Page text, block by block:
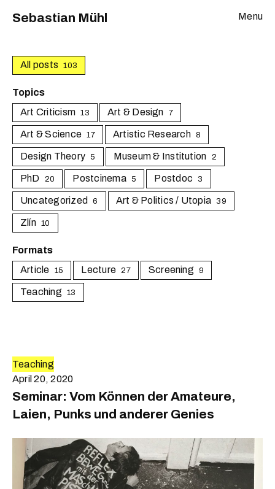
Menu
Sebastian Mühl
All posts 103
Topics
Art Criticism 13 Art & Design 7
Art & Science 17 Artistic Research 8
Design Theory 5 Museum & Institution 2
PhD 20 Postcinema 5 Postdoc 3
Uncategorized 6 Art & Politics / Utopia 39
Zlín 10
Formats
Article
15 Lecture 27 Screening 9
Teaching 13
Teaching
April 20, 2020
Seminar: Vom Können der Amateure,
Laien, Punks und anderer Genies